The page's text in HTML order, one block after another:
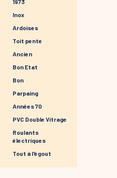
1973
Inox
Ardoises
Toit pente
Ancien
Bon Etat
Bon
Parpaing
Années 70
PVC Double Vitrage
Roulants
électriques
Tout à l'égout